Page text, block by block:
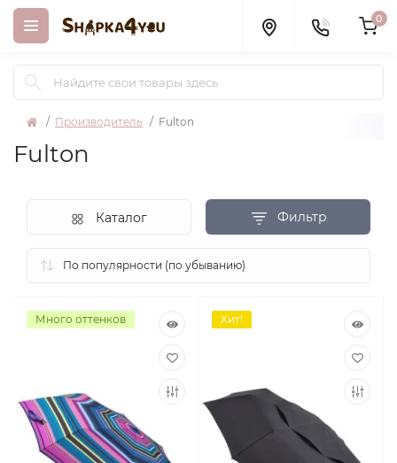
0
Производитель Fulton
Fulton
Фильтр
Каталог
Много оттенков Хит!